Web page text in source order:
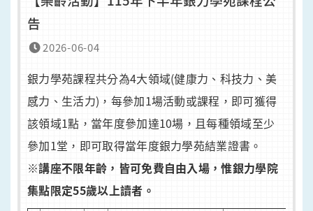
告
2026-06-04
銀力學苑課程共分為4大領域(健康力、科技力、美
感力、生活力)，每參加1場活動或課程，即可獲得
該領域1點，當年度參加達10場，且每種領域至少
參加1堂，即可取得當年度銀力學苑結業證書。
※講座不限年齡，皆可免費自由入場，惟銀力學院
集點限定55歲以上讀者。